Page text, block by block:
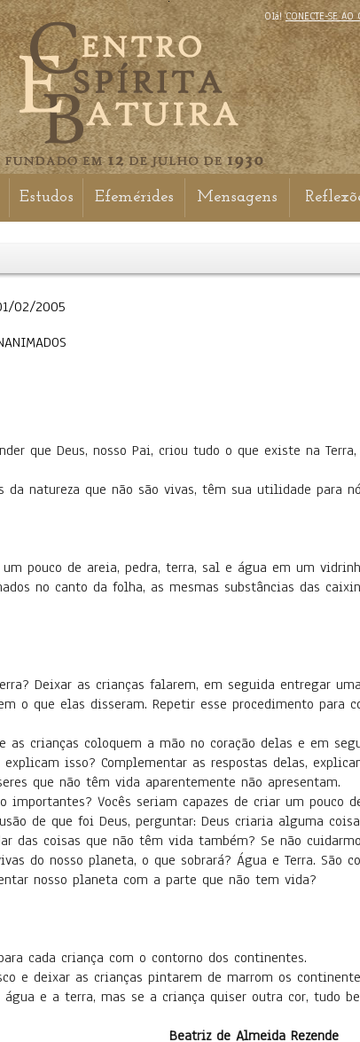
Olá!CONECTE-SE AO
Estudos Efemérides Mensagens
02/2005
que Deus, nosso Pai, criou tudo o que existe na
natureza que não são vivas, têm sua utilidade para
pouco de areia, pedra, terra, sal e água em um
no canto da folha, as mesmas substâncias das
Deixar as crianças falarem, em seguida entregar
o que elas disseram. Repetir esse procedimento para
as crianças coloquem a mão no coração delas e em
isso? Complementar as respostas delas,
que não têm vida aparentemente não apresentam.
importantes? Vocês seriam capazes de criar um pouco
de que foi Deus, perguntar: Deus criaria alguma
das coisas que não têm vida também? Se não
do nosso planeta, o que sobrará? Água e Terra. São
nosso planeta com a parte que não tem vida?
cada criança com o contorno dos continentes.
e deixar as crianças pintarem de marrom os
e a terra, mas se a criança quiser outra cor, tudo
Beatriz de Almeida Rezende